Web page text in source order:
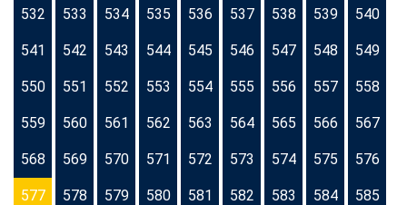
532 533 534 535 536 537 538 539 540
541 542 543 544 545 546 547 548 549
550 551 552 553 554 555 556 557 558
559 560 561 562 563 564 565 566 567
568 569 570 571 572 573 574 575 576
577 578 579 580 581 582 583 584 585